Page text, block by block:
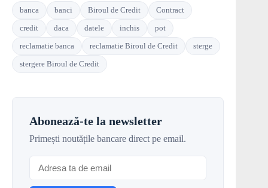
banca banci Biroul de Credit
Contract
credit
daca datele inchis
pot
reclamatie banca
reclamatie Biroul de Credit
sterge
stergere Biroul de Credit
Abonează-te la newsletter
Primești noutățile bancare direct pe email.